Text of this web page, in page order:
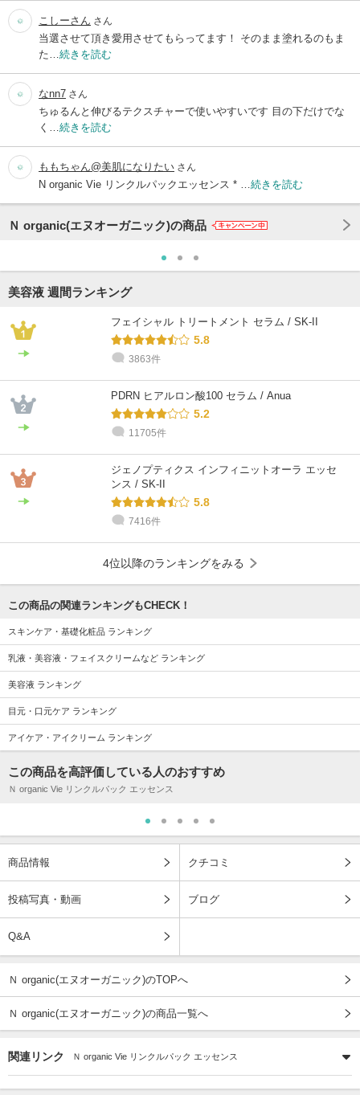
こしーさん さん
当選させて頂き愛用させてもらってます！ そのまま塗れるのもま
た… 続きを読む
なnn7 さん
ちゅるんと伸びるテクスチャーで使いやすいです 目の下だけでな
く… 続きを読む
ももちゃん@美肌になりたい さん
N organic Vie リンクルパックエッセンス * … 続きを読む
Ｎ organic(エヌオーガニック)の商品
美容液 週間ランキング
フェイシャル トリートメント セラム / SK-II
5.8
3863件
PDRN ヒアルロン酸100 セラム / Anua
5.2
11705件
ジェノプティクス インフィニットオーラ エッセ
ンス / SK-II
5.8
7416件
4位以降のランキングをみる
この商品の関連ランキングもCHECK！
スキンケア・基礎化粧品 ランキング
乳液・美容液・フェイスクリームなど ランキング
美容液 ランキング
目元・口元ケア ランキング
アイケア・アイクリーム ランキング
この商品を高評価している人のおすすめ
Ｎ organic Vie リンクルパック エッセンス
商品情報 クチコミ
投稿写真・動画 ブログ
Q&A
Ｎ organic(エヌオーガニック)のTOPへ
Ｎ organic(エヌオーガニック)の商品一覧へ
関連リンク Ｎ organic Vie リンクルパック エッセンス